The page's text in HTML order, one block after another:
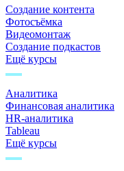
Создание контента
Фотосъёмка
Видеомонтаж
Создание подкастов
Ещё курсы
Аналитика
Финансовая аналитика
HR-аналитика
Tableau
Ещё курсы